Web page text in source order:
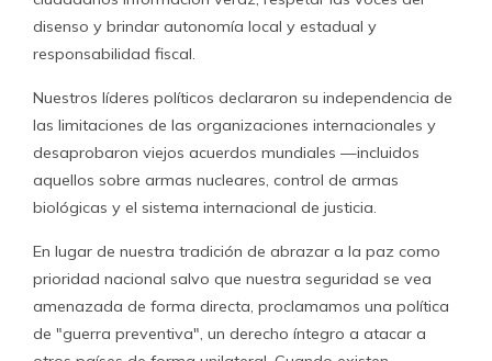
disenso y brindar autonomía local y estadual y
responsabilidad fiscal.
Nuestros líderes políticos declararon su independencia de
las limitaciones de las organizaciones internacionales y
desaprobaron viejos acuerdos mundiales —incluidos
aquellos sobre armas nucleares, control de armas
biológicas y el sistema internacional de justicia.
En lugar de nuestra tradición de abrazar a la paz como
prioridad nacional salvo que nuestra seguridad se vea
amenazada de forma directa, proclamamos una política
de "guerra preventiva", un derecho íntegro a atacar a